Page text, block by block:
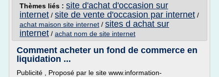
Thèmes liés : site d'achat d'occasion sur
internet / site de vente d'occasion par internet /
achat maison site internet / sites d achat sur
internet / achat nom de site internet
Comment acheter un fond de commerce en
liquidation ...
Publicité , Proposé par le site www.information-